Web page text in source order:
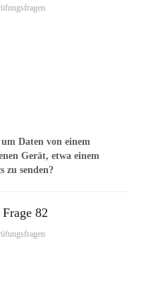
Daten von einem
Gerät, etwa einem
zu senden?
82